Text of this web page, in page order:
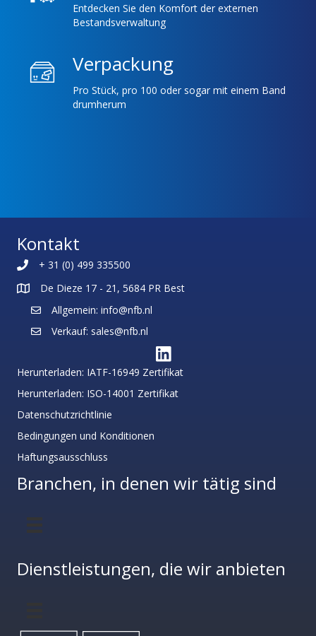
Entdecken Sie den Komfort der externen
Bestandsverwaltung
Verpackung
Pro Stück, pro 100 oder sogar mit einem Band
drumherum
Kontakt
+ 31 (0) 499 335500
De Dieze 17 - 21, 5684 PR Best
Allgemein: info@nfb.nl
Verkauf: sales@nfb.nl
Herunterladen: IATF-16949 Zertifikat
Herunterladen: ISO-14001 Zertifikat
Datenschutzrichtlinie
Bedingungen und Konditionen
Haftungsausschluss
Branchen, in denen wir tätig sind
Dienstleistungen, die wir anbieten